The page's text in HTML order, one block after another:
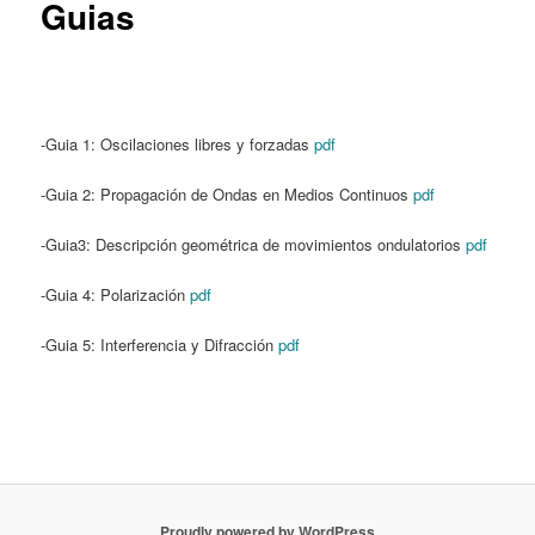
Guias
-Guia 1: Oscilaciones libres y forzadaspdf
-Guia 2: Propagación de Ondas en Medios Continuospdf
-Guia3: Descripción geométrica de movimientos ondulatoriospdf
-Guia 4: Polarizaciónpdf
-Guia 5: Interferencia y Difracciónpdf